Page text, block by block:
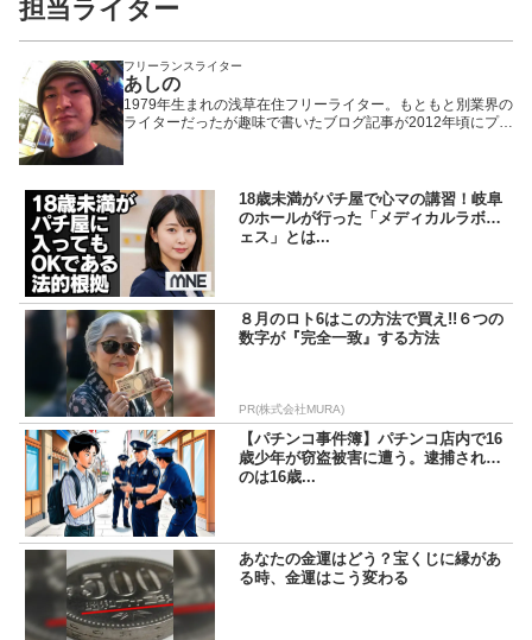
担当ライター
フリーランスライター
あしの
1979年生まれの浅草在住フリーライター。もともと別業界の
ライターだったが趣味で書いたブログ記事が2012年頃にプチ
トーにしているため記事の内容もそっち方面が多め。
18歳未満がパチ屋で心マの講習！岐阜
のホールが行った「メディカルラボフ
ェス」とは...
８月のロト6はこの方法で買え!!６つの
数字が『完全一致』する方法
PR(株式会社MURA)
【パチンコ事件簿】パチンコ店内で16
歳少年が窃盗被害に遭う。逮捕された
のは16歳...
あなたの金運はどう？宝くじに縁があ
る時、金運はこう変わる